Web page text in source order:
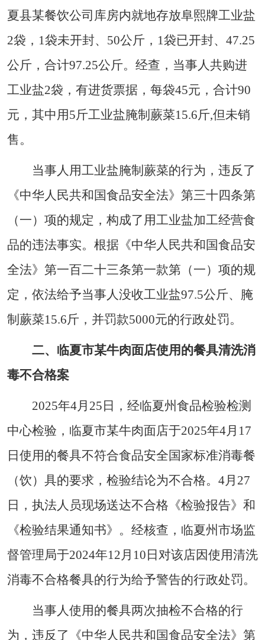
夏县某餐饮公司库房内就地存放阜熙牌工业盐
2袋，1袋未开封、50公斤，1袋已开封、47.25
公斤，合计97.25公斤。经查，当事人共购进
工业盐2袋，有进货票据，每袋45元，合计90
元，其中用5斤工业盐腌制蕨菜15.6斤,但未销
售。
当事人用工业盐腌制蕨菜的行为，违反了
《中华人民共和国食品安全法》第三十四条第
（一）项的规定，构成了用工业盐加工经营食
品的违法事实。根据《中华人民共和国食品安
全法》第一百二十三条第一款第（一）项的规
定，依法给予当事人没收工业盐97.5公斤、腌
制蕨菜15.6斤，并罚款5000元的行政处罚。
二、临夏市某牛肉面店使用的餐具清洗消
毒不合格案
2025年4月25日，经临夏州食品检验检测
中心检验，临夏市某牛肉面店于2025年4月17
日使用的餐具不符合食品安全国家标准消毒餐
（饮）具的要求，检验结论为不合格。4月27
日，执法人员现场送达不合格《检验报告》和
《检验结果通知书》。经核查，临夏州市场监
督管理局于2024年12月10日对该店因使用清洗
消毒不合格餐具的行为给予警告的行政处罚。
当事人使用的餐具两次抽检不合格的行
为，违反了《中华人民共和国食品安全法》第